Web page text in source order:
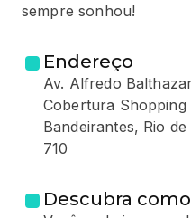
sempre sonhou!
Endereço
Av. Alfredo
Cobertura
Bandeirantes, Rio
710
Descubra